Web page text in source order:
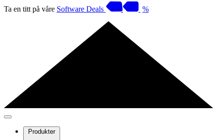
Ta en titt på våre Software Deals %
Produkter